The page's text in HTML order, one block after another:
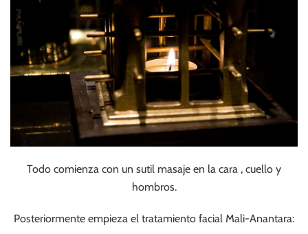
Todo comienza con un sutil masaje en la cara , cuello y
hombros.
Posteriormente empieza el tratamiento facial Mali-Anantara: